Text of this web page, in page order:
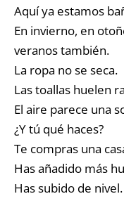
Aquí ya estamos
En invierno, en
veranos también.
La ropa no se seca.
Las toallas huelen
El aire parece una
¿Y tú qué haces?
Te compras una
Has añadido más
Has subido de nivel.